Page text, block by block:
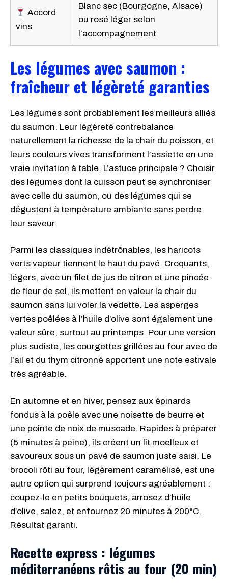
Accord
vins
Blanc sec (Bourgogne, Alsace)
ou rosé léger selon
l’accompagnement
Les légumes avec saumon :
fraîcheur et légèreté garanties
Les légumes sont probablement les meilleurs alliés
du saumon. Leur légèreté contrebalance
naturellement la richesse de la chair du poisson, et
leurs couleurs vives transforment l’assiette en une
vraie invitation à table. L’astuce principale ? Choisir
des légumes dont la cuisson peut se synchroniser
avec celle du saumon, ou des légumes qui se
dégustent à température ambiante sans perdre
leur saveur.
Parmi les classiques indétrônables, les haricots
verts vapeur tiennent le haut du pavé. Croquants,
légers, avec un filet de jus de citron et une pincée
de fleur de sel, ils mettent en valeur la chair du
saumon sans lui voler la vedette. Les asperges
vertes poêlées à l’huile d’olive sont également une
valeur sûre, surtout au printemps. Pour une version
plus sudiste, les courgettes grillées au four avec de
l’ail et du thym citronné apportent une note estivale
très agréable.
En automne et en hiver, pensez aux épinards
fondus à la poêle avec une noisette de beurre et
une pointe de noix de muscade. Rapides à préparer
(5 minutes à peine), ils créent un lit moelleux et
savoureux sous un pavé de saumon juste saisi. Le
brocoli rôti au four, légèrement caramélisé, est une
autre option qui surprend toujours agréablement :
coupez-le en petits bouquets, arrosez d’huile
d’olive, salez, et enfournez 20 minutes à 200°C.
Résultat garanti.
Recette express : légumes
méditerranéens rôtis au four (20 min)